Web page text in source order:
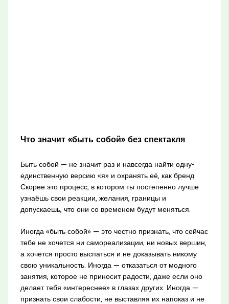
Что значит «быть собой» без спектакля
Быть собой — не значит раз и навсегда найти одну-
единственную версию «я» и охранять её, как бренд.
Скорее это процесс, в котором ты постепенно лучше
узнаёшь свои реакции, желания, границы и
допускаешь, что они со временем будут меняться.
Иногда «быть собой» — это честно признать, что сейчас
тебе не хочется ни самореализации, ни новых вершин,
а хочется просто выспаться и не доказывать никому
свою уникальность. Иногда — отказаться от модного
занятия, которое не приносит радости, даже если оно
делает тебя «интереснее» в глазах других. Иногда —
признать свои слабости, не выставляя их напоказ и не